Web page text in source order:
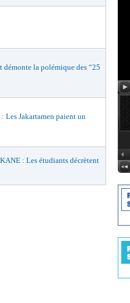
la polémique des “25
Les Jakartamen paient un
: Les étudiants décrètent